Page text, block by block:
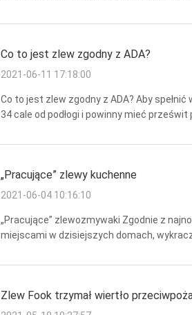
...
Co to jest zlew zgodny z ADA?
2021-06-11 17:18:00
Co to jest zlew zgodny z ADA? Aby
34 cale od podłogi i powinny mieć
„Pracujące” zlewy kuchenne
2021-06-04 10:16:10
„Pracujące” zlewozmywaki Zgodnie z
miejscami w dzisiejszych domach,
w ...
Zlew Fook trzymał wiertło